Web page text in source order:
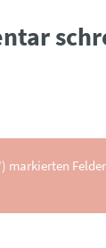
markierten